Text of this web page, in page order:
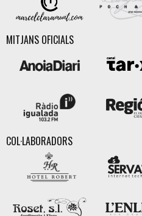
MITJANS OFICIALS
COL·LABORADORS